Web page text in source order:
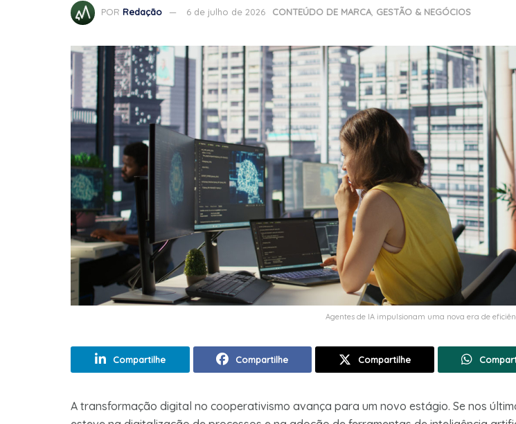
POR Redação 6 de julho de 2026 CONTEÚDO DE MARCA, GESTÃO & NEGÓCIOS
Agentes de IA impulsionam uma nova era de
Compartilhe Compartilhe Compartilhe
A transformação digital no cooperativismo avança para um novo estágio. Se nos